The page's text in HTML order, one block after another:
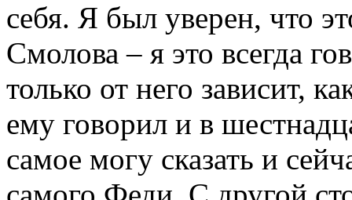
себя. Я был уверен, что
Смолова – я это всегда
только от него зависит,
ему говорил и в
самое могу сказать и